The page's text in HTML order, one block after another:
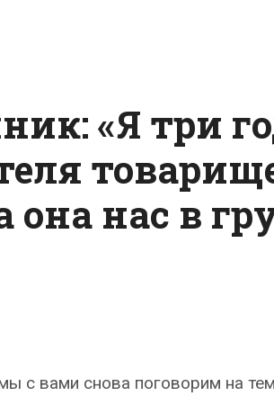
«Я три
нас в
с вами снова поговорим на